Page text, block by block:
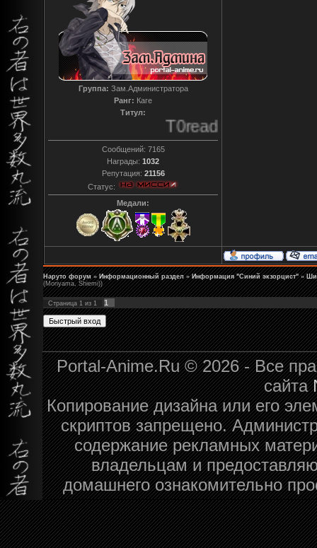
Группа: Зам.Администратора
Ранг: Каге
Титул:
T0reador xD
Сообщений: 7165
Награды: 1032
Репутация: 21156
Статус:
Медали:
Наруто форум » Информационный раздел » Информация "Синий экзорцист" »
(Moriyama, Shiemi))
Страница 1 из 1 1
Portal-Anime.Ru © 2026 - Все
сайта
Копирование дизайна или его
скриптов запрещено.
содержание рекламных
владельцам и
домашнего ознакомительно